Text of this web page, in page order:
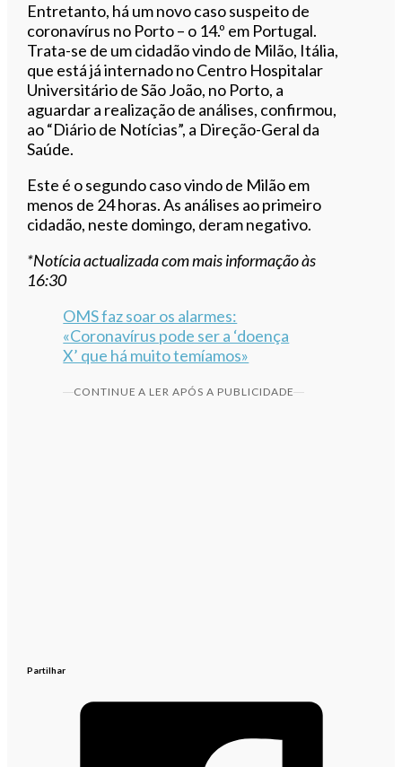
Entretanto, há um novo caso suspeito de
coronavírus no Porto – o 14.º em Portugal.
Trata-se de um cidadão vindo de Milão, Itália,
que está já internado no Centro Hospitalar
Universitário de São João, no Porto, a
aguardar a realização de análises, confirmou,
ao “Diário de Notícias”, a Direção-Geral da
Saúde.
Este é o segundo caso vindo de Milão em
menos de 24 horas. As análises ao primeiro
cidadão, neste domingo, deram negativo.
*Notícia actualizada com mais informação às
16:30
OMS faz soar os alarmes:
«Coronavírus pode ser a ‘doença
X’ que há muito temíamos»
CONTINUE A LER APÓS A PUBLICIDADE
Partilhar